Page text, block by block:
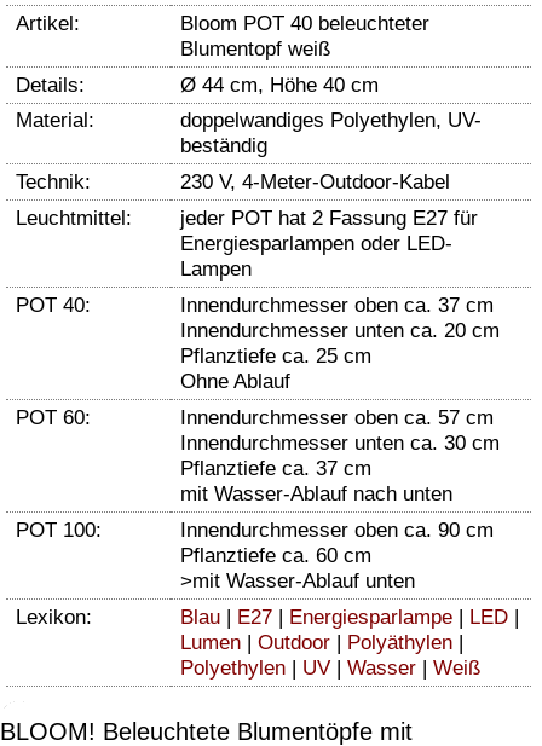
Artikel:
Bloom POT 40 beleuchteter
Blumentopf weiß
Details:
Ø 44 cm, Höhe 40 cm
Material:
doppelwandiges Polyethylen, UV-
beständig
Technik:
230 V, 4-Meter-Outdoor-Kabel
Leuchtmittel:
jeder POT hat 2 Fassung E27 für
Energiesparlampen oder LED-
Lampen
POT 40:
Innendurchmesser oben ca. 37 cm
Innendurchmesser unten ca. 20 cm
Pflanztiefe ca. 25 cm
Ohne Ablauf
POT 60:
Innendurchmesser oben ca. 57 cm
Innendurchmesser unten ca. 30 cm
Pflanztiefe ca. 37 cm
mit Wasser-Ablauf nach unten
POT 100:
Innendurchmesser oben ca. 90 cm
Pflanztiefe ca. 60 cm
>mit Wasser-Ablauf unten
Lexikon:
Blau | E27 | Energiesparlampe | LED |
Lumen | Outdoor | Polyäthylen |
Polyethylen | UV | Wasser | Weiß
BLOOM! Beleuchtete Blumentöpfe mit